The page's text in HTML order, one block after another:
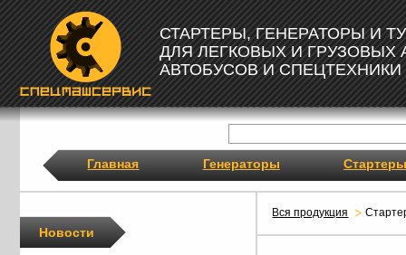
СТАРТЕРЫ, ГЕНЕРАТОРЫ И
ДЛЯ ЛЕГКОВЫХ И ГРУЗОВЫХ
АВТОБУСОВ И СПЕЦТЕХНИКИ
Главная Генераторы Стартеры
Вся продукция
Новости